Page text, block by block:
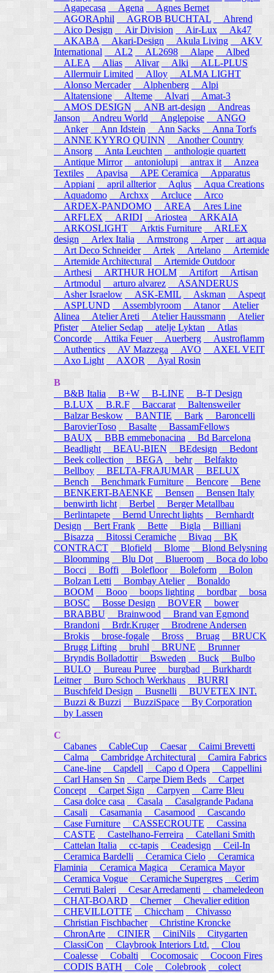
Agapecasa
Agena
Agnes Bernet
AGORAphil
AGROB BUCHTAL
Ahrend
Aico Design
Air Division Air-Lux
Ak47
AKABA
Akari-Design Akula Living
AKV
International
AL2 AL2698 Alape
Albed
ALEA
Alias Alivar Alki
ALL-PLUS
Allermuir Limited
Alloy
ALMA LIGHT
Alonso Mercader
Alphenberg
Alpi
Altatensione
Alteme Alvari
Amat-3
AMOS DESIGN
ANB art-design
Andreas
Janson
Andreu World Anglepoise
ANGO
Anker
Ann Idstein Ann Sacks
Anna Torfs
ANNE KYYRO QUINN
Another Country
Ansorg
Anta Leuchten
anthologie quartett
Antique Mirror
antoniolupi antrax it
Anzea
Textiles
Apavisa APE Ceramica
Apparatus
Appiani
april allterior Aqlus Aqua Creations
Aquadomo
Archxx Arcluce
Arco
ARDEX-PANDOMO
AREA
Ares Line
ARFLEX
ARIDI Ariostea
ARKAIA
ARKOSLIGHT
Arktis Furniture
ARLEX
design
Arlex Italia Armstrong Arper
art aqua
Art Deco Schneider
Artek Artelano
Artemide
Artemide Architectural
Artemide Outdoor
Arthesi
ARTHUR HOLM Artifort
Artisan
Artmodul
arturo alvarez
ASANDERUS
Asher Israelow
ASK-EMIL Askman
Aspeqt
ASPLUND
Assemblyroom Atanor
Atelier
Alinea
Atelier Areti Atelier Haussmann
Atelier
Pfister
Atelier Sedap atelje Lyktan
Atlas
Concorde
Attika Feuer Auerberg
Austroflamm
Authentics
AV Mazzega AVO
AXEL VEIT
Axo Light
AXOR Ayal Rosin
B
B&B Italia
B+W B-LINE
B-T Design
B.LUX
B.R.F Baccarat
Baltensweiler
Balzar Beskow
BANTIE Bark
Baroncelli
BarovierToso
Basalte
BassamFellows
BAUX
BBB emmebonacina
Bd Barcelona
Beadlight
BEAU-BIEN BEdesign
Bedont
Beek collection
BEGA behr
Belfakto
Bellboy
BELTA-FRAJUMAR
BELUX
Bench
Benchmark Furniture Bencore
Bene
BENKERT-BAENKE
Bensen
Bensen Italy
benwirth licht
Berbel
Berger Metallbau
Berlintapete
Bernd Unrecht lights
Bernhardt
Design
Bert Frank Bette Bigla
Billiani
Bisazza
Bitossi Ceramiche Bivaq
BK
CONTRACT
Blofield Blome Blond Belysning
Bloomming
Blu Dot Blueroom
Boca do lobo
Bocci
Boffi Bolefloor Boleform
Bolon
Bolzan Letti
Bombay Atelier
Bonaldo
BOOM
Booo boops lighting bordbar
bosa
BOSC
Bosse Design BOVER
bower
BRABBU
Brainwood
Brand van Egmond
Brandoni
Brdr.Kruger
Brodrene Andersen
Brokis
brose-fogale Bross Bruag
BRUCK
Brugg Lifting
bruhl BRUNE
Brunner
Bryndis Bolladottir
Bsweden Buck
Bulbo
BULO
Bureau Puree burgbad
Burkhardt
Leitner
Buro Schoch Werkhaus
BURRI
Buschfeld Design
Busnelli
BUVETEX INT.
Buzzi & Buzzi
BuzziSpace By Corporation
by Lassen
C
Cabanes
CableCup Caesar
Caimi Brevetti
Calma
Cambridge Architectural
Camira Fabrics
Cane-line
Capdell Capo d Opera
Cappellini
Carl Hansen Sn
Carpe Diem Beds
Carpet
Concept
Carpet Sign Carpyen
Carre Bleu
Casa dolce casa
Casala
Casalgrande Padana
Casali
Casamania Casamood
Cascando
Case Furniture
CASSECROUTE
Cassina
CASTE
Castelhano-Ferreira
Catellani Smith
Cattelan Italia
cc-tapis Ceadesign
Ceil-In
Ceramica Bardelli
Ceramica Cielo
Ceramica
Flaminia
Ceramica Magica
Ceramica Mayor
Ceramica Vogue
Ceramiche Supergres Cerim
Cerruti Baleri
Cesar Arredamenti
chameledeon
CHAT-BOARD
Cherner
Chevalier edition
CHEVILLOTTE
Chiccham
Chivasso
Christian Fischbacher
Christine Kroncke
ChronArte
CINIER CiniNils
Citygarten
ClassiCon
Claybrook Interiors Ltd.
Clou
Coalesse
Cobalti Cocomosaic
Cocoon Fires
CODIS BATH
Cole Colebrook
colect